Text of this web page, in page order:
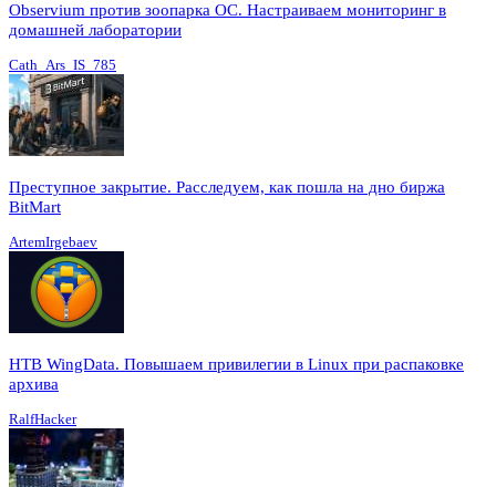
Observium против зоопарка ОС. Настраиваем мониторинг в
домашней лаборатории
Cath_Ars_IS_785
Преступное закрытие. Расследуем, как пошла на дно биржа
BitMart
ArtemIrgebaev
HTB WingData. Повышаем привилегии в Linux при распаковке
архива
RalfHacker